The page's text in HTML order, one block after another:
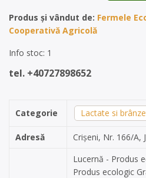
Produs și vândut de: Fermele
Cooperativă Agricolă
Info stoc: 1
tel. +40727898652
Categorie Lactate si
Adresă Crișeni, Nr. 166/A,
Lucernă - Produs
Produs ecologic